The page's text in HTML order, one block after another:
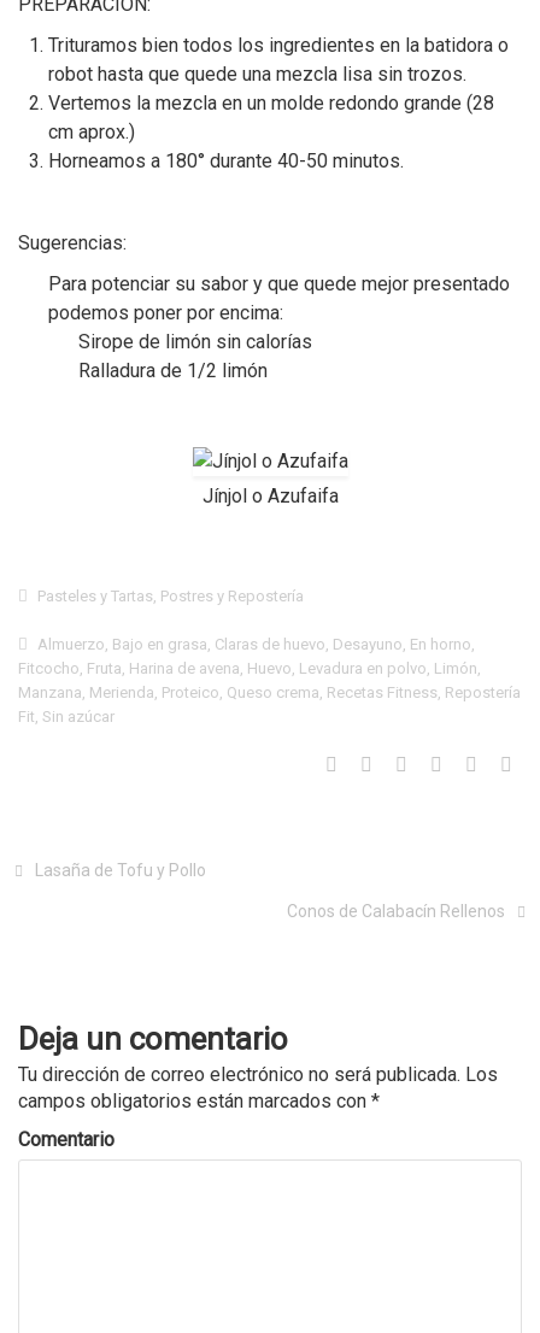
Trituramos bien todos los ingredientes en la batidora o
robot hasta que quede una mezcla lisa sin trozos.
Vertemos la mezcla en un molde redondo grande (28
cm aprox.)
Horneamos a 180° durante 40-50 minutos.
Sugerencias:
Para potenciar su sabor y que quede mejor presentado
podemos poner por encima:
Sirope de limón sin calorías
Ralladura de 1/2 limón
Jínjol o Azufaifa
Pasteles y Tartas Postres y Repostería
Almuerzo Bajo en grasa Claras de huevo Desayuno En horno
Fitcocho Fruta Harina de avena Huevo Levadura en polvo Limón
Manzana Merienda Proteico Queso crema Recetas Fitness Repostería
Fit Sin azúcar
Lasaña de Tofu y Pollo
Conos de Calabacín Rellenos
Deja un comentario
Tu dirección de correo electrónico no será publicada. Los
campos obligatorios están marcados con *
Comentario